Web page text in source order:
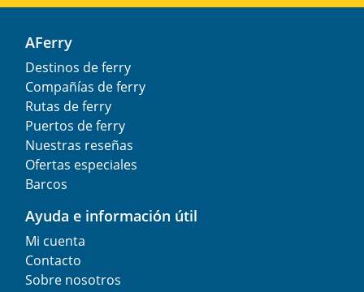
AFerry
Destinos de ferry
Compañías de ferry
Rutas de ferry
Puertos de ferry
Nuestras reseñas
Ofertas especiales
Barcos
Ayuda e información útil
Mi cuenta
Contacto
Sobre nosotros